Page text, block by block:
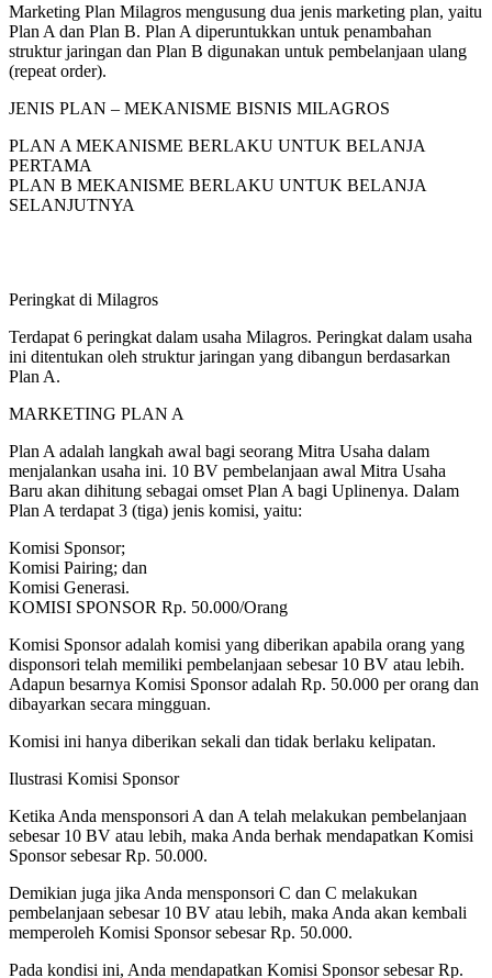
Marketing Plan Milagros mengusung dua jenis marketing plan, yaitu
Plan A dan Plan B. Plan A diperuntukkan untuk penambahan
struktur jaringan dan Plan B digunakan untuk pembelanjaan ulang
(repeat order).
JENIS PLAN – MEKANISME BISNIS MILAGROS
PLAN A MEKANISME BERLAKU UNTUK BELANJA
PERTAMA
PLAN B MEKANISME BERLAKU UNTUK BELANJA
SELANJUTNYA
Peringkat di Milagros
Terdapat 6 peringkat dalam usaha Milagros. Peringkat dalam usaha
ini ditentukan oleh struktur jaringan yang dibangun berdasarkan
Plan A.
MARKETING PLAN A
Plan A adalah langkah awal bagi seorang Mitra Usaha dalam
menjalankan usaha ini. 10 BV pembelanjaan awal Mitra Usaha
Baru akan dihitung sebagai omset Plan A bagi Uplinenya. Dalam
Plan A terdapat 3 (tiga) jenis komisi, yaitu:
Komisi Sponsor;
Komisi Pairing; dan
Komisi Generasi.
KOMISI SPONSOR Rp. 50.000/Orang
Komisi Sponsor adalah komisi yang diberikan apabila orang yang
disponsori telah memiliki pembelanjaan sebesar 10 BV atau lebih.
Adapun besarnya Komisi Sponsor adalah Rp. 50.000 per orang dan
dibayarkan secara mingguan.
Komisi ini hanya diberikan sekali dan tidak berlaku kelipatan.
Ilustrasi Komisi Sponsor
Ketika Anda mensponsori A dan A telah melakukan pembelanjaan
sebesar 10 BV atau lebih, maka Anda berhak mendapatkan Komisi
Sponsor sebesar Rp. 50.000.
Demikian juga jika Anda mensponsori C dan C melakukan
pembelanjaan sebesar 10 BV atau lebih, maka Anda akan kembali
memperoleh Komisi Sponsor sebesar Rp. 50.000.
Pada kondisi ini, Anda mendapatkan Komisi Sponsor sebesar Rp.